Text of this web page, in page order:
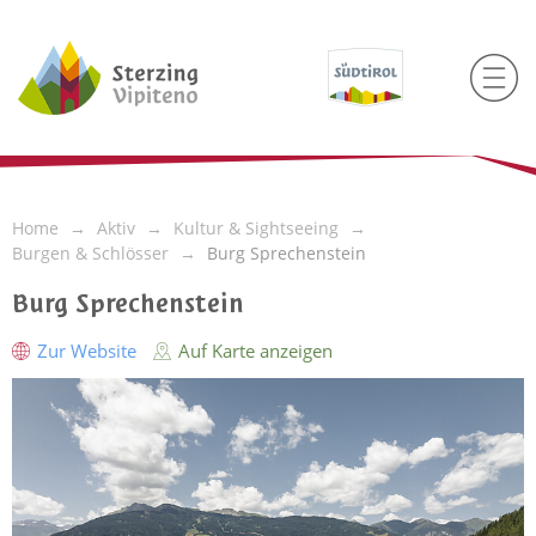
Home Aktiv
Kultur & Sightseeing
Burgen & Schlösser
Burg Sprechenstein
Burg Sprechenstein
Zur Website Auf Karte anzeigen